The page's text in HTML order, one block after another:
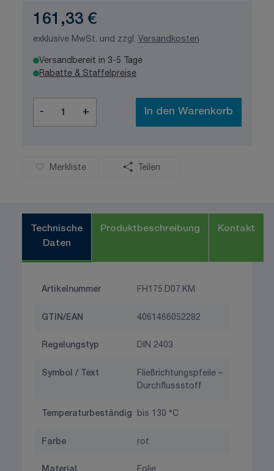
161,33 €
exklusive MwSt. und zzgl. Versandkosten
Versandbereit in 3-5 Tage
Rabatte & Staffelpreise
- + In den Warenkorb
Merkliste Teilen
Technische
Daten
Produktbeschreibung Kontakt
Artikelnummer FH175.D07.KM
GTIN/EAN 4061466052282
Regelungstyp DIN 2403
Symbol / Text
Fließrichtungspfeile –
Durchflussstoff
Temperaturbeständig bis 130 °C
Farbe rot